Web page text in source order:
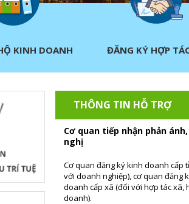
KINH DOANH ĐĂNG KÝ HỢP
THÔNG TIN HỖ TRỢ
Cơ quan tiếp nhận phản
nghị
Cơ quan đăng ký kinh doanh cấp
với doanh nghiệp), cơ quan đăng
doanh cấp xã (đối với hợp tác xã,
doanh).